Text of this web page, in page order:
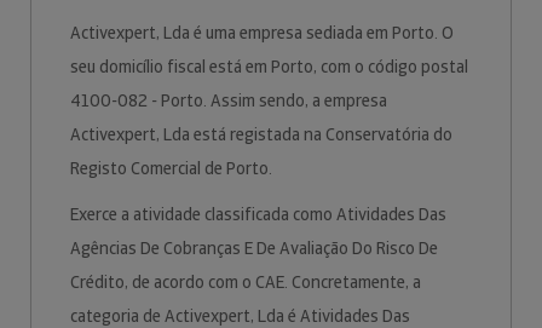
Activexpert, Lda é uma empresa sediada em Porto. O
seu domicílio fiscal está em Porto, com o código postal
4100-082 - Porto. Assim sendo, a empresa
Activexpert, Lda está registada na Conservatória do
Registo Comercial de Porto.
Exerce a atividade classificada como Atividades Das
Agências De Cobranças E De Avaliação Do Risco De
Crédito, de acordo com o CAE. Concretamente, a
categoria de Activexpert, Lda é Atividades Das